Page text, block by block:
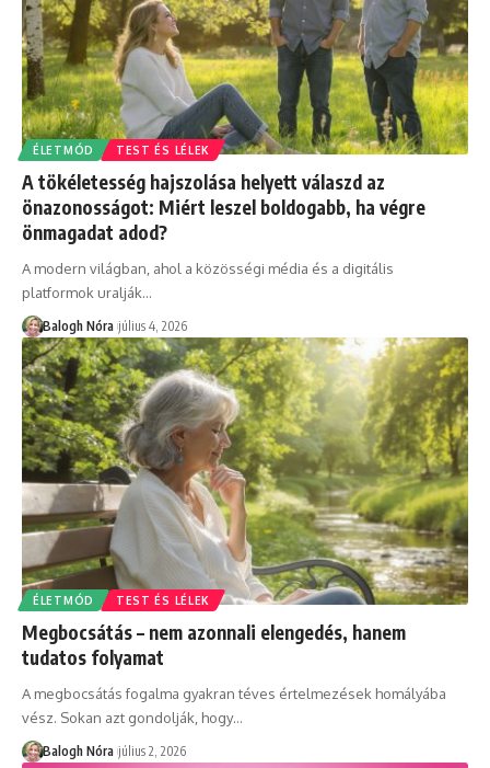
ÉLETMÓD TEST ÉS LÉLEK
A tökéletesség hajszolása helyett válaszd az
önazonosságot: Miért leszel boldogabb, ha végre
önmagadat adod?
A modern világban, ahol a közösségi média és a digitális
platformok uralják…
Balogh Nóra július 4, 2026
ÉLETMÓD TEST ÉS LÉLEK
Megbocsátás – nem azonnali elengedés, hanem
tudatos folyamat
A megbocsátás fogalma gyakran téves értelmezések homályába
vész. Sokan azt gondolják, hogy…
Balogh Nóra július 2, 2026